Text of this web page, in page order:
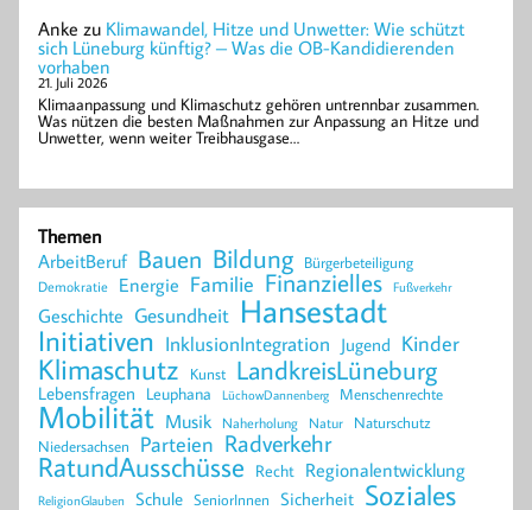
Anke zu Klimawandel, Hitze und Unwetter: Wie schützt
sich Lüneburg künftig? – Was die OB-Kandidierenden
vorhaben
21. Juli 2026
Klimaanpassung und Klimaschutz gehören untrennbar zusammen.
Was nützen die besten Maßnahmen zur Anpassung an Hitze und
Unwetter, wenn weiter Treibhausgase…
Themen
ArbeitBeruf Bauen Bildung Bürgerbeteiligung
Demokratie Energie Familie Finanzielles Fußverkehr
Geschichte Gesundheit Hansestadt
Initiativen InklusionIntegration Jugend Kinder
Klimaschutz Kunst LandkreisLüneburg
Lebensfragen Leuphana LüchowDannenberg Menschenrechte
Mobilität Musik Naherholung Natur Naturschutz
Niedersachsen Parteien Radverkehr
RatundAusschüsse Recht Regionalentwicklung
ReligionGlauben Schule SeniorInnen Sicherheit Soziales